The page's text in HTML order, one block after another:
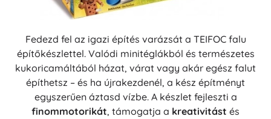
Fedezd fel az igazi építés varázsát a TEIFOC falu
építőkészlettel. Valódi minitéglákból és természetes
kukoricamál­tából házat, várat vagy akár egész falut
építhetsz – és ha újrakezdenél, a kész építményt
egyszerűen áztasd vízbe. A készlet fejleszti a
finommotorikát, támogatja a kreativitást és